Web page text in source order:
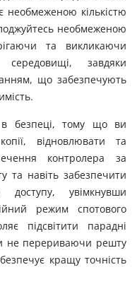
необмеженою кількістю
необмеженою
та викликаючи
завдяки
що забезпечують
в безпеці, тому що ви
відновлювати та
контролера за
та навіть забезпечити
доступу, увімкнувши
режим спотового
підсвітити парадні
не перериваючи решту
кращу точність